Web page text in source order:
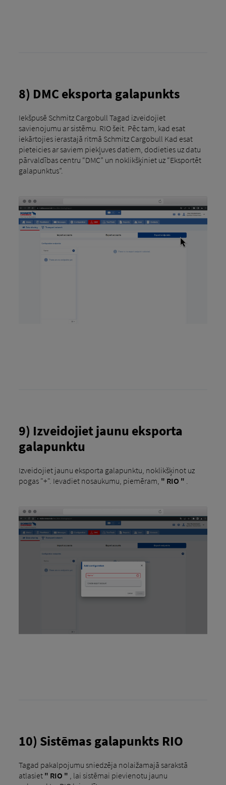
8) DMC eksporta galapunkts
Iekšpusē Schmitz Cargobull Tagad izveidojiet
savienojumu ar sistēmu. RIO šeit. Pēc tam, kad esat
iekārtojies ierastajā ritmā Schmitz Cargobull Kad esat
pieteicies ar saviem piekļuves datiem, dodieties uz datu
pārvaldības centru “DMC” un noklikšķiniet uz “Eksportēt
galapunktus”.
9) Izveidojiet jaunu eksporta
galapunktu
Izveidojiet jaunu eksporta galapunktu, noklikšķinot uz
pogas "+". Ievadiet nosaukumu, piemēram, " RIO " .
10) Sistēmas galapunkts RIO
Tagad pakalpojumu sniedzēja nolaižamajā sarakstā
atlasiet " RIO " , lai sistēmai pievienotu jaunu